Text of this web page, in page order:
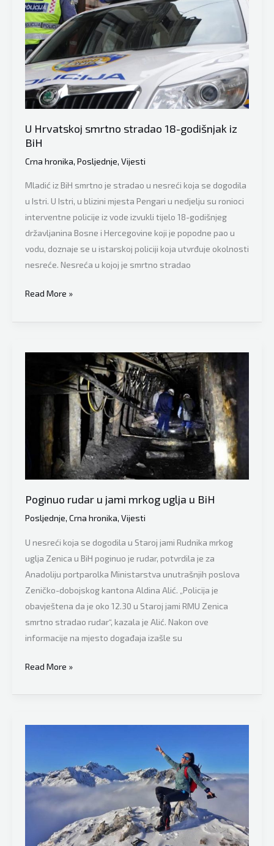
gradilištu
koridora
Vc
U Hrvatskoj smrtno stradao 18-godišnjak iz
BiH
Crna hronika, Posljednje, Vijesti
Mladić iz BiH smrtno je stradao u nesreći koja se dogodila
u Istri. U Istri, u blizini mjesta Pengari u nedjelju su ronioci
interventne policije iz vode izvukli tijelo 18-godišnjeg
državljanina Bosne i Hercegovine koji je popodne pao u
vodu, doznaje se u istarskoj policiji koja utvrđuje okolnosti
nesreće. Nesreća u kojoj je smrtno stradao
U
smrtno
Read More »
Poginuo rudar u jami mrkog uglja u BiH
Posljednje, Crna hronika, Vijesti
U nesreći koja se dogodila u Staroj jami Rudnika mrkog
uglja Zenica u BiH poginuo je rudar, potvrdila je za
Anadoliju portparolka Ministarstva unutrašnjih poslova
Zeničko-dobojskog kantona Aldina Alić. „Policija je
obavještena da je oko 12.30 u Staroj jami RMU Zenica
smrtno stradao rudar“, kazala je Alić. Nakon ove
informacije na mjesto događaja izašle su
Poginuo
u
BiH
Read More »